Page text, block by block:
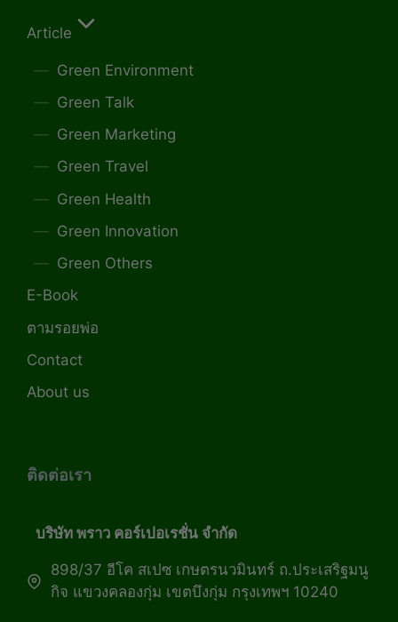
Article
Green Environment
Green Talk
Green Marketing
Green Travel
Green Health
Green Innovation
Green Others
E-Book
ตามรอยพ่อ
Contact
About us
ติดต่อเรา
บริษัท พราว คอร์เปอเรชั่น จำกัด
898/37 อีโค สเปซ เกษตรนวมินทร์ ถ.ประเสริฐมนู
กิจ แขวงคลองกุ่ม เขตบึงกุ่ม กรุงเทพฯ 10240